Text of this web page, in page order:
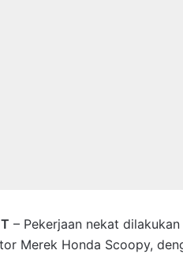
– Pekerjaan nekat
Merek Honda Scoopy,